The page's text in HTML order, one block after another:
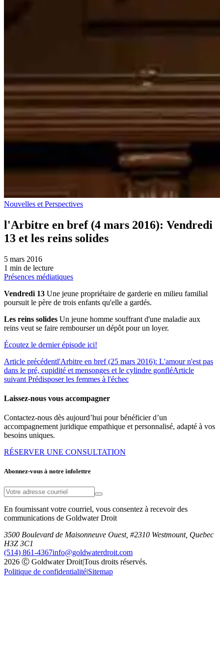
Nouvelles et Perspectives
l'Arbitre en bref (4 mars 2016): Vendredi
13 et les reins solides
5 mars 2016
1 min de lecture
Présences médiatiques
Vendredi 13 Une jeune propriétaire de garderie en milieu familial
poursuit le père de trois enfants qu'elle a gardés.
Les reins solides Un jeune homme souffrant d'une maladie aux
reins veut se faire rembourser un dépôt pour un loyer.
Écoutez le dernier épisode ici!
Article précédentl'Arbitre en bref (25 mars 2016): L'amour n'est pas
dans le pré, cupidité et mensonges et le cylindre gonfléArticle
suivant Prédisposer les femmes à l'échec
Laissez-nous vous accompagner
Contactez-nous dès aujourd’hui pour bénéficier d’un
accompagnement juridique empathique et personnalisé, adapté à vos
besoins uniques.
RÉSERVER UNE CONSULTATION
Abonnez-vous à notre infolettre
En fournissant votre courriel, vous consentez à recevoir des
communications de Goldwater Droit
3500 Boulevard de Maisonneuve Ouest, #2310 Westmount, Quebec
H3Z 3C1
(514) 861-4367info@goldwaterdroit.com
2026 Ⓒ Goldwater Droit|Tous droits réservés.
Politique de confidentialité|Sitemap